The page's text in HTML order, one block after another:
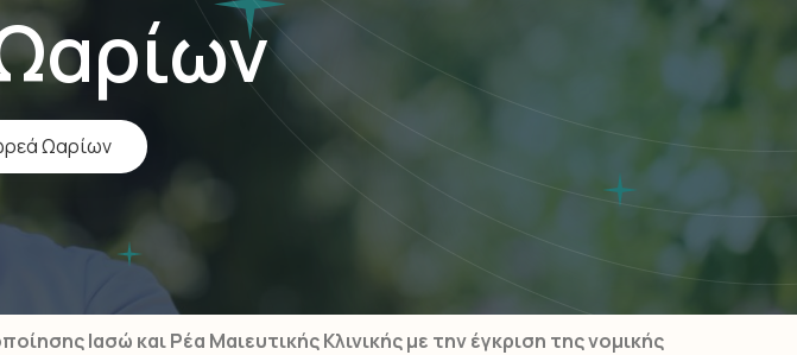
Ωαρίων
Ιασώ και Ρέα Μαιευτικής Κλινικής με την έγκριση της νομικής